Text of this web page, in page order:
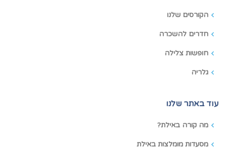
הקורסים שלנו
חדרים להשכרה
חופשות צלילה
גלריה
עוד באתר שלנו
מה קורה באילת?
מסעדות מומלצות באילת